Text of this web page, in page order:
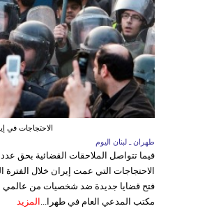
الاحتجاجات في
طهران ـ لبنان اليوم
فيما تتواصل الملاحقات القضائية بحق
الاحتجاجات التي عمت إيران خلال الفترة
فتح قضايا جديدة ضد شخصيات من عالمي
مكتب المدعي العام في طهرا... المزيد